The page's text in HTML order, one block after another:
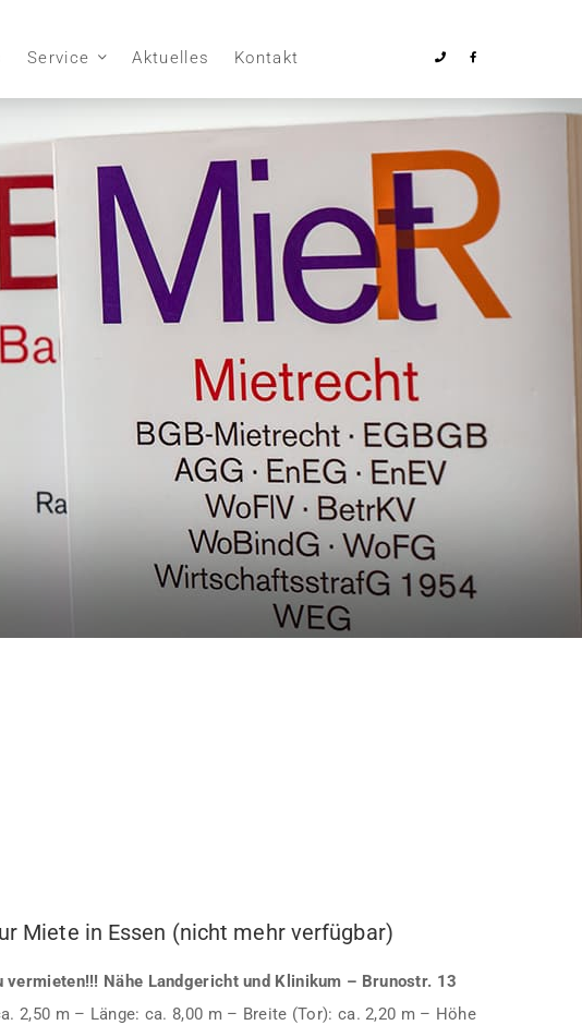
Service Aktuelles Kontakt
Miete in Essen (nicht mehr verfügbar)
vermieten!!! Nähe Landgericht und Klinikum – Brunostr. 13
2,50 m – Länge: ca. 8,00 m – Breite (Tor): ca. 2,20 m – Höhe